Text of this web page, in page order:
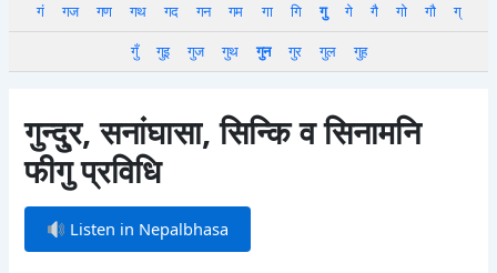
गं
गज गण गथ गद गन गम गा गि गु गे गै गो गौ
ग्
गुँ
गुइ गुज गुथ गुन गुर गुल गुह
गुन्दु्र, सनांघासा, सिन्कि व सिनामनि
फीगु प्रविधि
Listen in Nepalbhasa